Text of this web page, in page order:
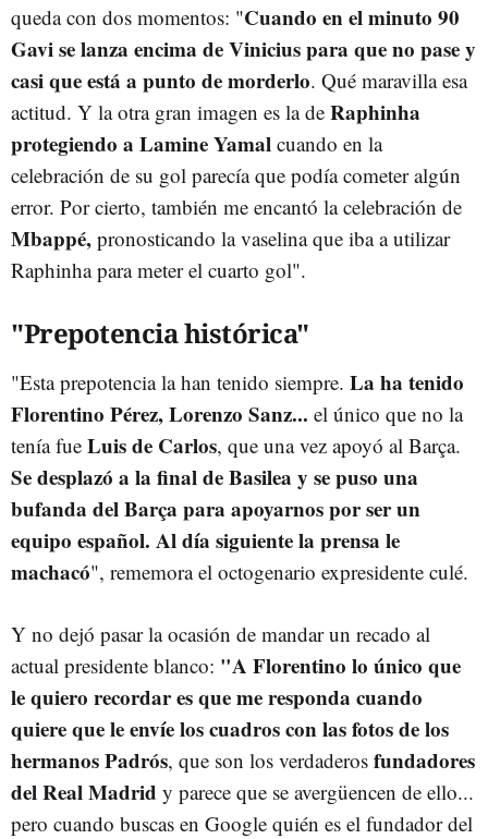
queda con dos momentos: "Cuando en el minuto 90
Gavi se lanza encima de Vinicius para que no pase y
casi que está a punto de morderlo. Qué maravilla esa
actitud. Y la otra gran imagen es la de Raphinha
protegiendo a Lamine Yamal cuando en la
celebración de su gol parecía que podía cometer algún
error. Por cierto, también me encantó la celebración de
Mbappé, pronosticando la vaselina que iba a utilizar
Raphinha para meter el cuarto gol".
"Prepotencia histórica"
"Esta prepotencia la han tenido siempre. La ha tenido
Florentino Pérez, Lorenzo Sanz... el único que no la
tenía fue Luis de Carlos, que una vez apoyó al Barça.
Se desplazó a la final de Basilea y se puso una
bufanda del Barça para apoyarnos por ser un
equipo español. Al día siguiente la prensa le
machacó", rememora el octogenario expresidente culé.
Y no dejó pasar la ocasión de mandar un recado al
actual presidente blanco: "A Florentino lo único que
le quiero recordar es que me responda cuando
quiere que le envíe los cuadros con las fotos de los
hermanos Padrós, que son los verdaderos fundadores
del Real Madrid y parece que se avergüencen de ello...
pero cuando buscas en Google quién es el fundador del